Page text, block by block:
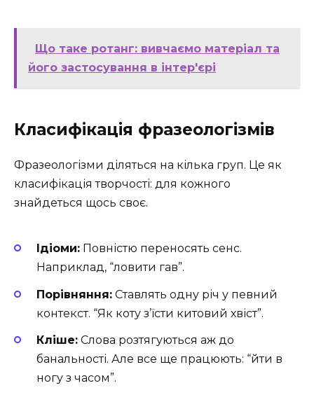
Що таке ротанг: вивчаємо матеріал та
його застосування в інтер'єрі
Класифікація фразеологізмів
Фразеологізми діляться на кілька груп. Це як
класифікація творчості: для кожного
знайдеться щось своє.
Ідіоми: Повністю переносять сенс.
Наприклад, “ловити гав”.
Порівняння: Ставлять одну річ у певний
контекст. “Як коту з’їсти китовий хвіст”.
Кліше: Слова розтягуються аж до
банальності. Але все ще працюють: “йти в
ногу з часом”.